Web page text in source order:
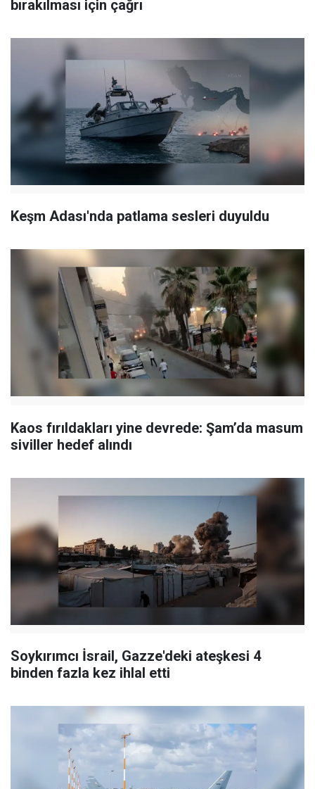
bırakılması için çağrı
Keşm Adası'nda patlama sesleri duyuldu
Kaos fırıldakları yine devrede: Şam’da masum
siviller hedef alındı
Soykırımcı İsrail, Gazze'deki ateşkesi 4
binden fazla kez ihlal etti